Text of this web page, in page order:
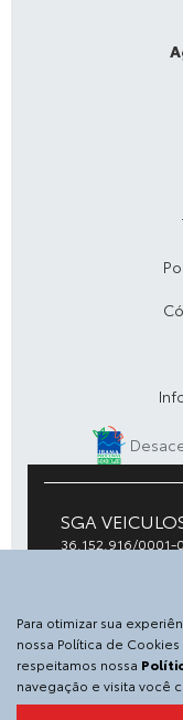
SGA
36.152.916/0001-
Avenida Antônio
Desenvolvido
Para otimizar sua
nossa Política de
respeitamos nossa
navegação e visita você